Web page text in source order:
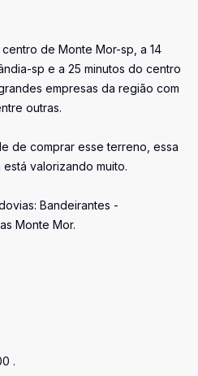
de Monte Mor-sp, a 14
sp e a 25 minutos do centro
empresas da região com
outras.
de comprar esse terreno, essa
valorizando muito.
Bandeirantes -
Monte Mor.
.